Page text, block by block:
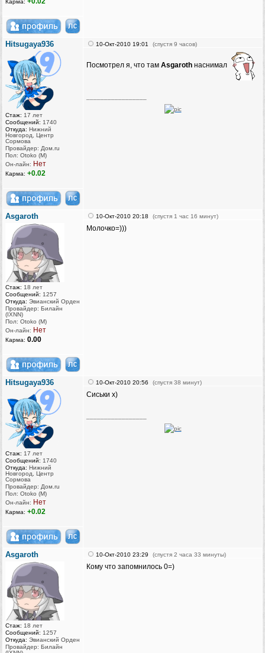
Карма:
Hitsugaya936
Стаж: 17 лет
Сообщений: 1740
Откуда: Нижний
Новгород, Центр
Сормова
Провайдер: Дом.ru
Пол: Otoko (M)
Он-лайн: Нет
Карма: +0.02
10-Окт-2010 19:01 (спустя 9 часов)
Посмотрел я, что там Asgaroth наснимал
Asgaroth
Стаж: 18 лет
Сообщений: 1257
Откуда: Эвианский Орден
Провайдер: Билайн
(IXNN)
Пол: Otoko (M)
Он-лайн: Нет
Карма: 0.00
10-Окт-2010 20:18 (спустя 1 час 16 минут)
Молочко=)))
Hitsugaya936
Стаж: 17 лет
Сообщений: 1740
Откуда: Нижний
Новгород, Центр
Сормова
Провайдер: Дом.ru
Пол: Otoko (M)
Он-лайн: Нет
Карма: +0.02
10-Окт-2010 20:56 (спустя 38 минут)
Сиськи х)
Asgaroth
Стаж: 18 лет
Сообщений: 1257
Откуда: Эвианский Орден
Провайдер: Билайн
10-Окт-2010 23:29 (спустя 2 часа 33 минуты)
Кому что запомнилось 0=)